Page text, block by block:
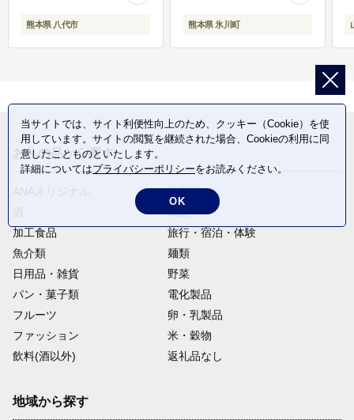
熊本県 八代市 熊本県 氷川町
お礼の品から探す
定期便
肉類
加工食品
旅行・宿泊・体験
魚介類
麺類
日用品・雑貨
野菜
パン・菓子類
電化製品
フルーツ
卵・乳製品
ファッション
米・穀物
飲料(酒以外)
返礼品なし
地域から探す
当サイトでは、サイト利便性向上のため、クッキー（Cookie）を使
用しています。サイトの閲覧を継続された場合、Cookieの利用に同
意したことものといたします。
詳細についてはプライバシーポリシーをお読みください。
OK